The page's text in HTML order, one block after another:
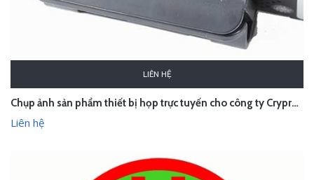
LIÊN HỆ
Chụp ảnh sản phẩm thiết bị họp trực tuyến cho công ty Crypresscom - Hà Nội
Liên hệ